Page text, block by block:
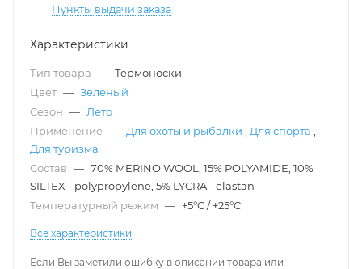
Пункты выдачи заказа
Характеристики
Тип товара — Термоноски
Цвет — Зеленый
Сезон — Лето
Применение — Для охоты и рыбалки Для спорта
Для туризма
Состав — 70% MERINO WOOL, 15% POLYAMIDE, 10%
SILTEX - polypropylene, 5% LYCRA - elastan
Температурный режим — +5°C / +25°C
Все характеристики
Если Вы заметили ошибку в описании товара или